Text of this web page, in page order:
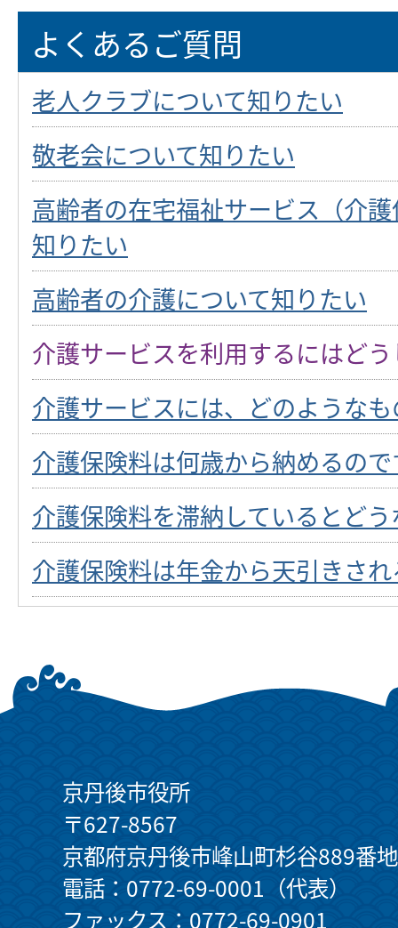
よくあるご質問
老人クラブについて知りたい
敬老会について知りたい
高齢者の在宅福祉サービス（介
知りたい
高齢者の介護について知りたい
介護サービスを利用するにはど
介護サービスには、どのような
介護保険料は何歳から納めるの
介護保険料を滞納しているとど
介護保険料は年金から天引きさ
京丹後市役所
〒627-8567
京都府京丹後市峰山町杉谷889番地
電話：0772-69-0001（代表）
ファックス：0772-69-0901